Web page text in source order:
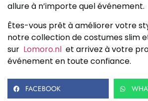
allure à n’importe quel événement.
Êtes-vous prêt à améliorer votre
notre collection de costumes slim
sur Lomoro.nl et arrivez à votre
événement en toute confiance.
FACEBOOK